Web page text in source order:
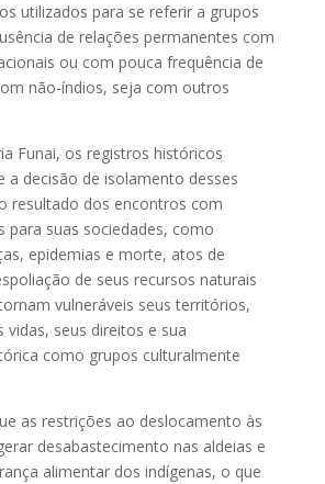
utilizados para se referir a grupos
de relações permanentes com
ou com pouca frequência de
não-índios, seja com outros
Funai, os registros históricos
a decisão de isolamento desses
resultado dos encontros com
para suas sociedades, como
epidemias e morte, atos de
de seus recursos naturais
vulneráveis seus territórios,
vidas, seus direitos e sua
como grupos culturalmente
as restrições ao deslocamento às
desabastecimento nas aldeias e
alimentar dos indígenas, o que